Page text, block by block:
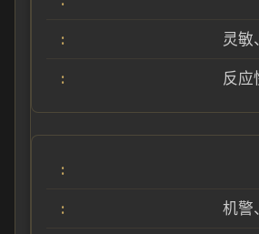
灵敏
反应
机警